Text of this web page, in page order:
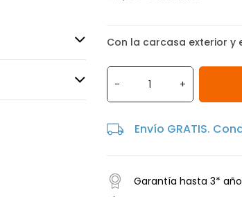
Con la carcasa exterior y
- +
Envío GRATIS.
Garantía hasta 3*